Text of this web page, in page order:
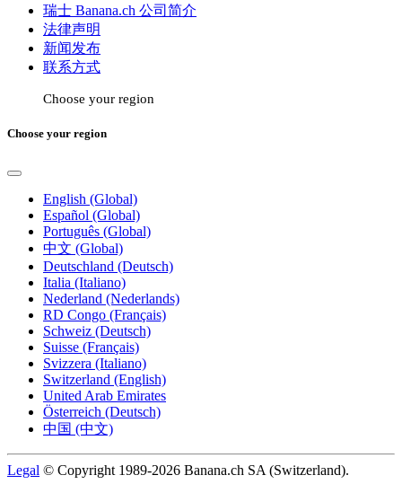
瑞士 Banana.ch 公司简介
法律声明
新闻发布
联系方式
Choose your region
Choose your region
English (Global)
Español (Global)
Português (Global)
中文 (Global)
Deutschland (Deutsch)
Italia (Italiano)
Nederland (Nederlands)
RD Congo (Français)
Schweiz (Deutsch)
Suisse (Français)
Svizzera (Italiano)
Switzerland (English)
United Arab Emirates
Österreich (Deutsch)
中国 (中文)
Legal © Copyright 1989-2026 Banana.ch SA (Switzerland).